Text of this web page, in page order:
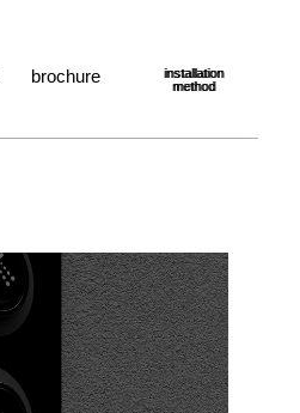
installation
method
brochure